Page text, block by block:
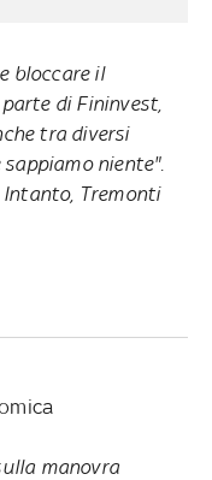
bloccare il
di Fininvest,
tra diversi
niente".
Tremonti
manovra